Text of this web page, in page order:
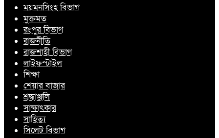
ময়মনসিংহ বিভাগ
মুক্তমত
রংপুর বিভাগ
রাজনীতি
রাজশাহী বিভাগ
লাইফস্টাইল
শিক্ষা
শেয়ার বাজার
শ্রদ্ধাঞ্জলি
সাক্ষাৎকার
সাহিত্য
সিলেট বিভাগ